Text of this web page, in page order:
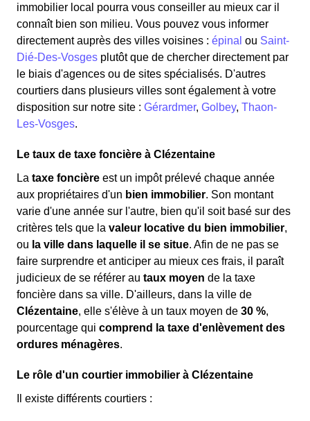
immobilier local pourra vous conseiller au mieux car il
connaît bien son milieu. Vous pouvez vous informer
directement auprès des villes voisines : épinal ou Saint-
Dié-Des-Vosges plutôt que de chercher directement par
le biais d'agences ou de sites spécialisés. D'autres
courtiers dans plusieurs villes sont également à votre
disposition sur notre site : Gérardmer, Golbey, Thaon-
Les-Vosges.
Le taux de taxe foncière à Clézentaine
La taxe foncière est un impôt prélevé chaque année
aux propriétaires d'un bien immobilier. Son montant
varie d'une année sur l'autre, bien qu'il soit basé sur des
critères tels que la valeur locative du bien immobilier,
ou la ville dans laquelle il se situe. Afin de ne pas se
faire surprendre et anticiper au mieux ces frais, il paraît
judicieux de se référer au taux moyen de la taxe
foncière dans sa ville. D'ailleurs, dans la ville de
Clézentaine, elle s'élève à un taux moyen de 30 %,
pourcentage qui comprend la taxe d'enlèvement des
ordures ménagères.
Le rôle d'un courtier immobilier à Clézentaine
Il existe différents courtiers :